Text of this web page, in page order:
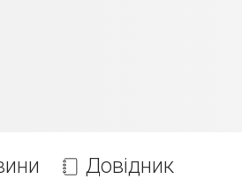
Довідник